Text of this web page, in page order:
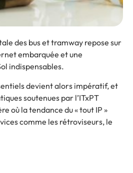
des bus et tramway repose sur
embarquée et une
indispensables.
devient alors impératif, et
soutenues par l’ITxPT
où la tendance du « tout IP »
comme les rétroviseurs, le